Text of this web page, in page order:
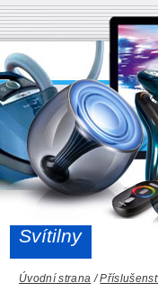
Svítilny
Úvodní strana /